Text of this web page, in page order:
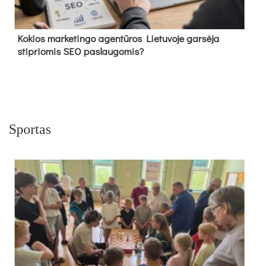
Kokios marketingo agentūros Lietuvoje garsėja
stipriomis SEO paslaugomis?
Sportas